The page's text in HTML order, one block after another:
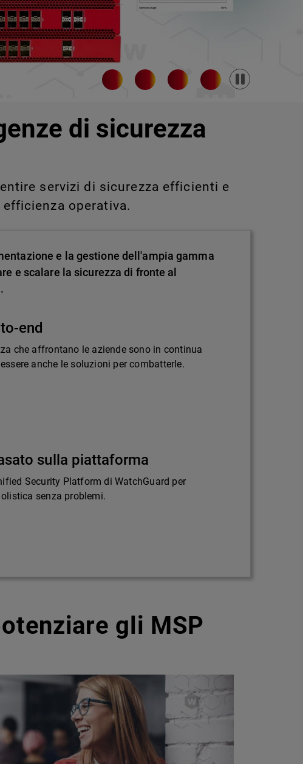
Pause
di sicurezza
servizi di sicurezza efficienti e
operativa.
e la gestione dell'ampia gamma
e scalare la sicurezza di fronte al
end
che affrontano le aziende sono in continua
anche le soluzioni per combatterle.
sulla piattaforma
Security Platform di WatchGuard per
senza problemi.
gli MSP